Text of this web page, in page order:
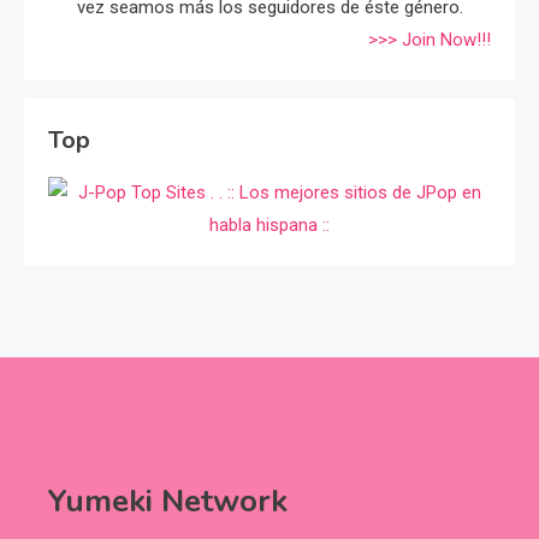
vez seamos más los seguidores de éste género.
>>> Join Now!!!
Top
Yumeki Network